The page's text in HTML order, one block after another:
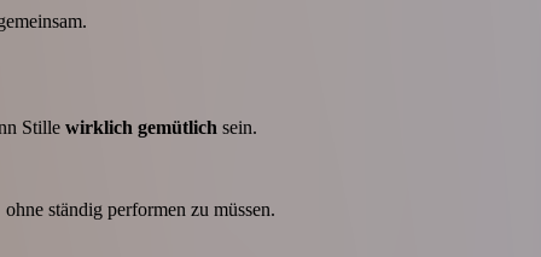
Stille wirklich gemütlich sein.
ständig performen zu müssen.